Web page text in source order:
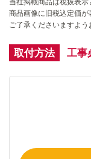
商品画像に旧税込定価が
ご了承くださいますよう
取付方法 工事